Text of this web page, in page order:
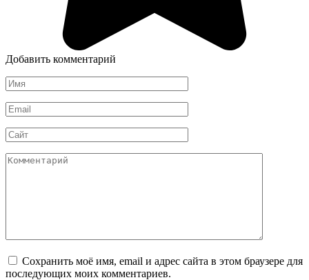
Добавить комментарий
Имя
*
Email
*
Сайт
Комментарий
Сохранить моё имя, email и адрес сайта в этом браузере для
последующих моих комментариев.